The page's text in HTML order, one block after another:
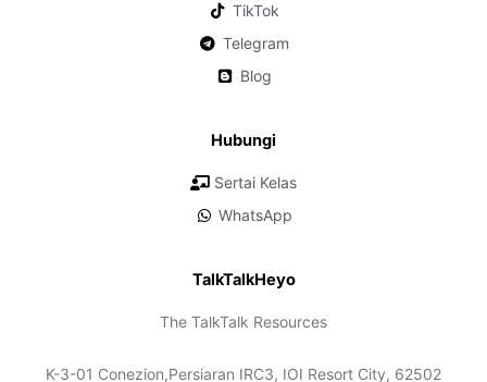
TikTok
Telegram
Blog
Hubungi
Sertai Kelas
WhatsApp
TalkTalkHeyo
The TalkTalk Resources
K-3-01 Conezion,Persiaran IRC3, IOI Resort City, 62502